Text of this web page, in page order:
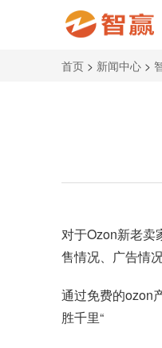
首页 > 新闻中心 >
对于Ozon新老卖
售情况、广告情
通过免费的ozon
胜千里“